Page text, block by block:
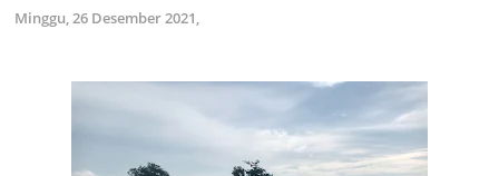
Minggu, 26 Desember 2021,